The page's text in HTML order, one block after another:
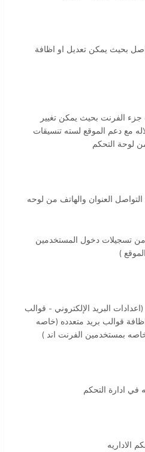
بحيث يمكن تعديل او اظافة
الفرنت بحيث يمكن تغيير
مع دعم الموقع لسته تنسيقات
لوحة التحكم
التواصل العنوان والهاتف من لوحه
تسجيلات دخول المستخدمين
)
البريد الإلكتروني - قوالب
اظافة قوالب بريد متعدده (خاصه
بمستخدمين الفرنت اند )
في ادارة التحكم
الاداريه